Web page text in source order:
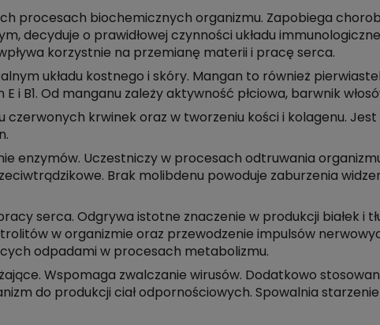
procesach biochemicznych organizmu. Zapobiega
decyduje o prawidłowej czynności układu
korzystnie na przemianę materii i pracę serca.
układu kostnego i skóry. Mangan to również
i B1. Od manganu zależy aktywność płciowa, barwnik
czerwonych krwinek oraz w tworzeniu kości i kolagenu.
enzymów. Uczestniczy w procesach odtruwania
Brak molibdenu powoduje zaburzenia
serca. Odgrywa istotne znaczenie w produkcji białek i
w organizmie oraz przewodzenie impulsów
odpadami w procesach metabolizmu.
Wspomaga zwalczanie wirusów. Dodatkowo
do produkcji ciał odpornościowych. Spowalnia